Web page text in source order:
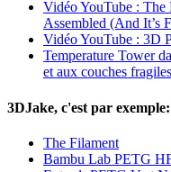
Vidéo YouTube :
Assembled (And It’s
Vidéo YouTube : 3D
Temperature Tower
et aux couches fragiles
3DJake, c'est par exemple:
The Filament
Bambu Lab PETG